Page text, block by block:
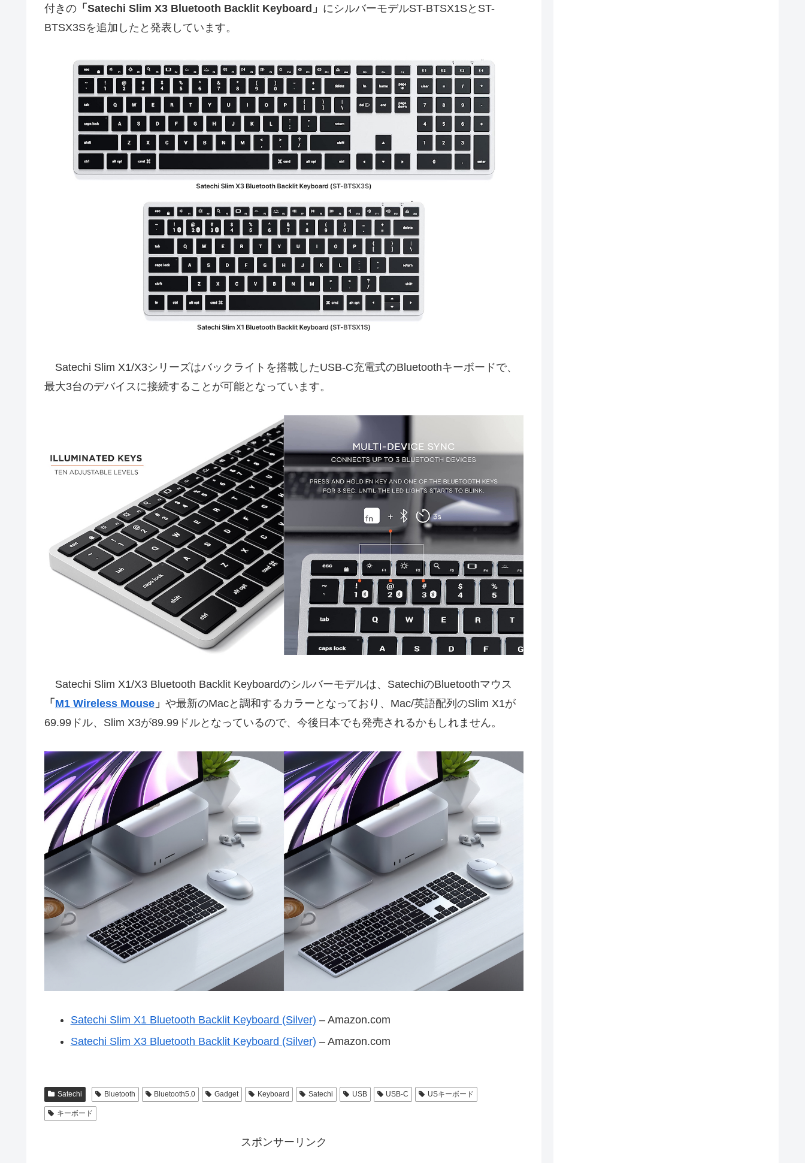
付きの 「Satechi Slim X3 Bluetooth Backlit Keyboard」 にシルバーモデルST-BTSX1SとST-
BTSX3Sを追加したと発表しています。
Satechi Slim X1/X3シリーズはバックライトを搭載したUSB-C充電式のBluetoothキーボードで、
最大3台のデバイスに接続することが可能となっています。
Satechi Slim X1/X3 Bluetooth Backlit Keyboardのシルバーモデルは、SatechiのBluetoothマウス
「 M1 Wireless Mouse 」 や最新のMacと調和するカラーとなっており、Mac/英語配列のSlim X1が
69.99ドル、Slim X3が89.99ドルとなっているので、今後日本でも発売されるかもしれません。
Satechi Slim X1 Bluetooth Backlit Keyboard (Silver) – Amazon.com
Satechi Slim X3 Bluetooth Backlit Keyboard (Silver) – Amazon.com
Satechi Bluetooth Bluetooth5.0 Gadget Keyboard Satechi USB USB-C USキーボード
キーボード
スポンサーリンク